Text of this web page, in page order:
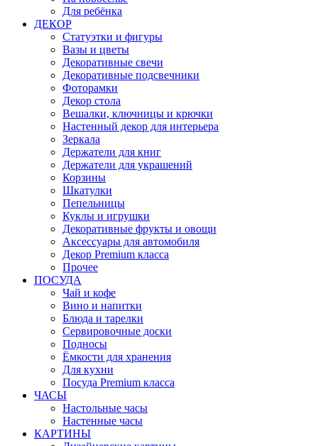
Для ребёнка
ДЕКОР
Статуэтки и фигуры
Вазы и цветы
Декоративные свечи
Декоративные подсвечники
Фоторамки
Декор стола
Вешалки, ключницы и крючки
Настенный декор для интерьера
Зеркала
Держатели для книг
Держатели для украшений
Корзины
Шкатулки
Пепельницы
Куклы и игрушки
Декоративные фрукты и овощи
Аксессуары для автомобиля
Декор Premium класса
Прочее
ПОСУДА
Чай и кофе
Вино и напитки
Блюда и тарелки
Сервировочные доски
Подносы
Ёмкости для хранения
Для кухни
Посуда Premium класса
ЧАСЫ
Настольные часы
Настенные часы
КАРТИНЫ